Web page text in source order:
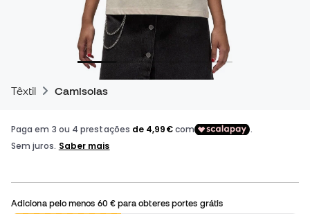
Têxtil Camisolas
Adiciona pelo menos 60 €para obteres portes grátis